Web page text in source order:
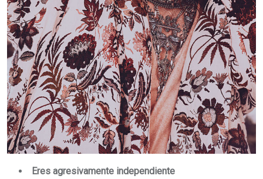
Eres agresivamente independiente